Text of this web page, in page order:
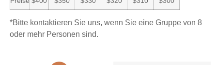
*Bitte kontaktieren Sie uns, wenn Sie eine Gruppe von 8
oder mehr Personen sind.